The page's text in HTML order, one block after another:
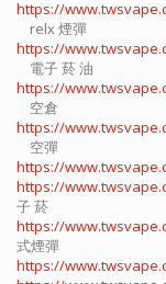
https://
relx 煙彈
https://
電子 菸 油
https://
空倉
https://
空彈
https://
https://
子 菸​
https://
式煙彈
https://